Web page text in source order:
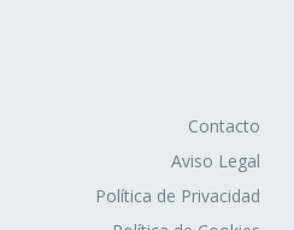
Contacto
Aviso Legal
Política de Privacidad